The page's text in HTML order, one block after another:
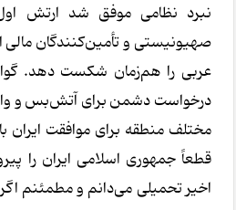
نبرد نظامی موفق شد ارتش
صهیونیستی و تأمین‌کنندگان
عربی را هم‌زمان شکست دهد.
درخواست دشمن برای آتش‌بس و
مختلف منطقه برای موافقت ایران
قطعاً جمهوری اسلامی ایران را
اخیر تحمیلی می‌دانم و مطمئنم